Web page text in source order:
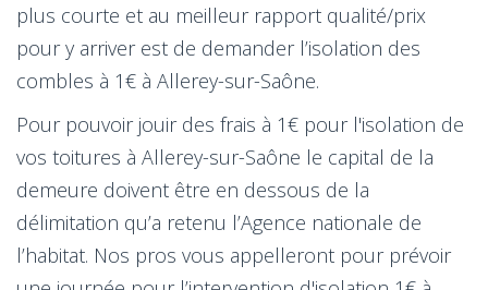
plus courte et au meilleur rapport qualité/prix
pour y arriver est de demander l’isolation des
combles à 1€ à Allerey-sur-Saône.
Pour pouvoir jouir des frais à 1€ pour l'isolation de
vos toitures à Allerey-sur-Saône le capital de la
demeure doivent être en dessous de la
délimitation qu’a retenu l’Agence nationale de
l’habitat. Nos pros vous appelleront pour prévoir